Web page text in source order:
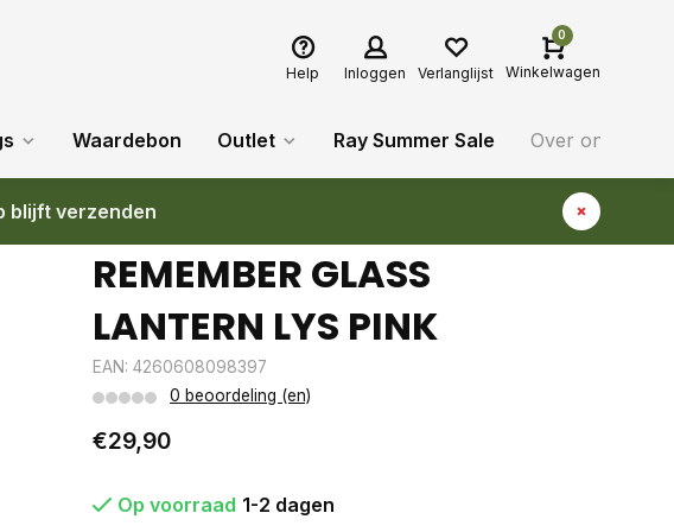
Help Inloggen Verlanglijst
0
Winkelwagen
Waardebon Outlet Ray Summer Sale Over ons
blijft verzenden
REMEMBER GLASS
LANTERN LYS PINK
EAN: 4260608098397
0 beoordeling (en)
€29,90
Op voorraad 1-2 dagen